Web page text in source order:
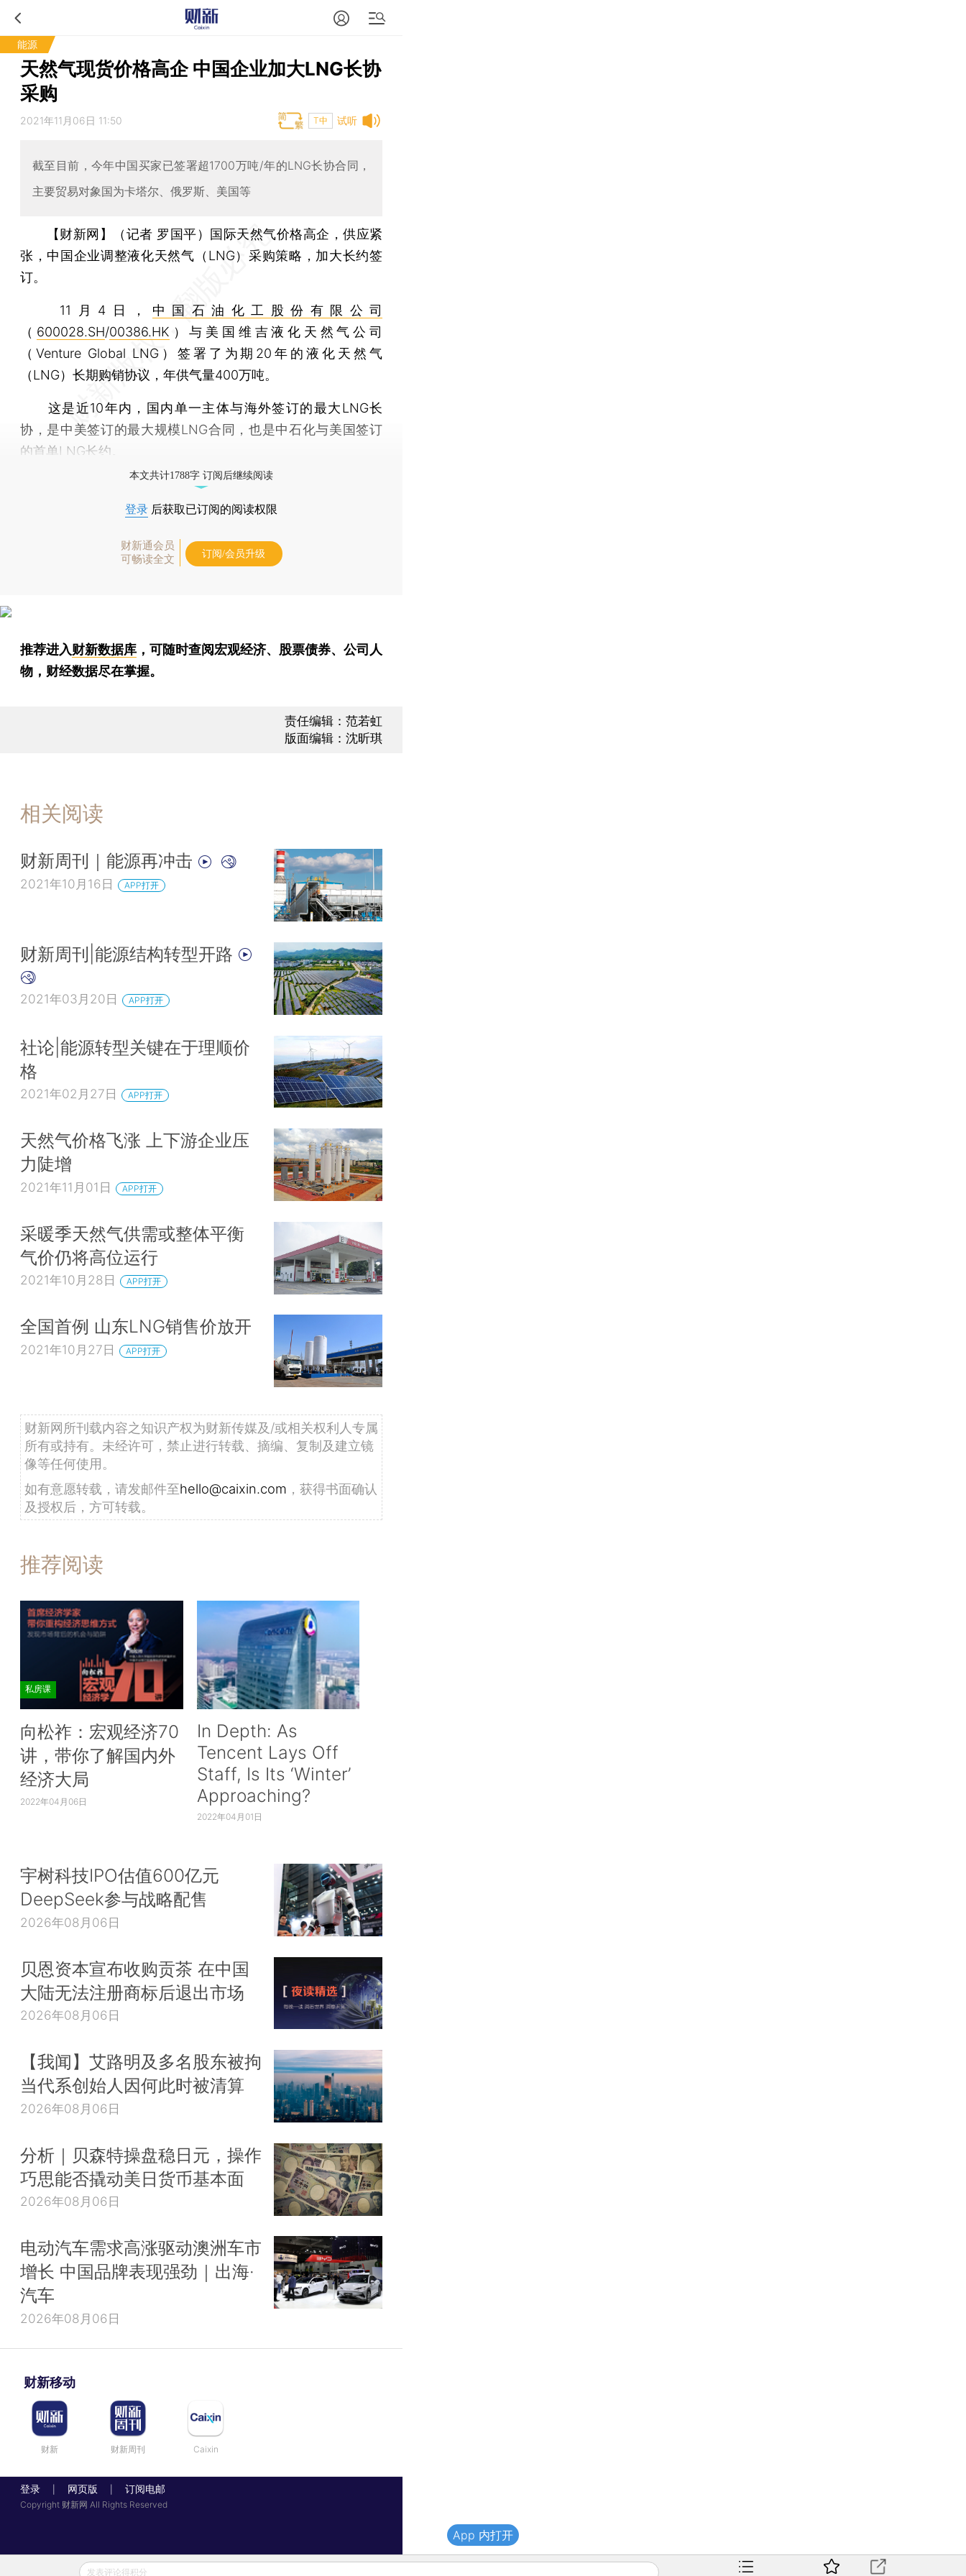
能源
天然气现货价格高企 中国企业加大LNG长协
采购
试听
2021年11月06日 11:50 T中
截至目前，今年中国买家已签署超1700万吨/年的LNG长协合同，
主要贸易对象国为卡塔尔、俄罗斯、美国等
【财新网】（记者 罗国平） 国际天然气价格高企，供应紧
张，中国企业调整液化天然气（LNG）采购策略，加大长约签
订。
11月4日， 中国石油化工股份有限公司
（ 600028.SH/00386.HK ）与美国维吉液化天然气公司
（Venture Global LNG）签署了为期20年的液化天然气
（LNG）长期购销协议，年供气量400万吨。
这是近10年内，国内单一主体与海外签订的最大LNG长
协，是中美签订的最大规模LNG合同，也是中石化与美国签订
的首单LNG长约。
本文共计1788字 订阅后继续阅读
登录 后获取已订阅的阅读权限
财新通会员
可畅读全文
订阅/会员升级
推荐进入财新数据库 ，可随时查阅宏观经济、股票债券、公司人
物，财经数据尽在掌握。
责任编辑：范若虹
版面编辑：沈昕琪
相关阅读
财新周刊｜能源再冲击
2021年10月16日 APP打开
财新周刊|能源结构转型开路
2021年03月20日 APP打开
社论|能源转型关键在于理顺价
格
2021年02月27日 APP打开
天然气价格飞涨 上下游企业压
力陡增
2021年11月01日 APP打开
采暖季天然气供需或整体平衡
气价仍将高位运行
2021年10月28日 APP打开
全国首例 山东LNG销售价放开
2021年10月27日 APP打开
财新网所刊载内容之知识产权为财新传媒及/或相关权利人专属
所有或持有。未经许可，禁止进行转载、摘编、复制及建立镜
像等任何使用。
如有意愿转载，请发邮件至hello@caixin.com ，获得书面确认
及授权后，方可转载。
推荐阅读
私房课
向松祚：宏观经济70
讲，带你了解国内外
经济大局
2022年04月06日
In Depth: As
Tencent Lays Off
Staff, Is Its ‘Winter’
Approaching?
2022年04月01日
宇树科技IPO估值600亿元
DeepSeek参与战略配售
2026年08月06日
贝恩资本宣布收购贡茶 在中国
大陆无法注册商标后退出市场
2026年08月06日
【我闻】艾路明及多名股东被拘
当代系创始人因何此时被清算
2026年08月06日
分析｜贝森特操盘稳日元，操作
巧思能否撬动美日货币基本面
2026年08月06日
电动汽车需求高涨驱动澳洲车市
增长 中国品牌表现强劲｜出海·
汽车
2026年08月06日
财新移动
财新 财新周刊 Caixin
登录 网页版 订阅电邮
Copyright 财新网 All Rights Reserved
发表评论得积分
App 内打开